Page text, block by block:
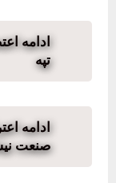
ادامه
تپه
ادامه
صنعت